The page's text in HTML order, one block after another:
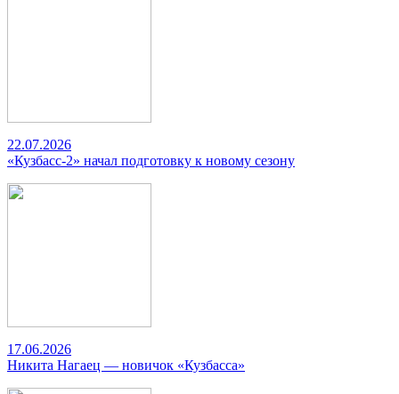
22.07.2026
«Кузбасс-2» начал подготовку к новому сезону
17.06.2026
Никита Нагаец — новичок «Кузбасса»